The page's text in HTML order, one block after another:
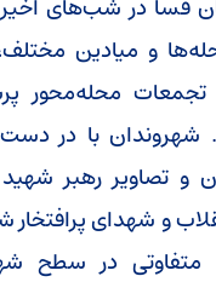
و میادین
محله‌محور
شهروندان با در
و تصاویر رهبر شهید
و شهدای
در سطح